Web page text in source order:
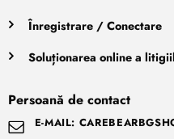
Înregistrare / Conectare
Soluționarea online a
Persoană de contact
E-MAIL: